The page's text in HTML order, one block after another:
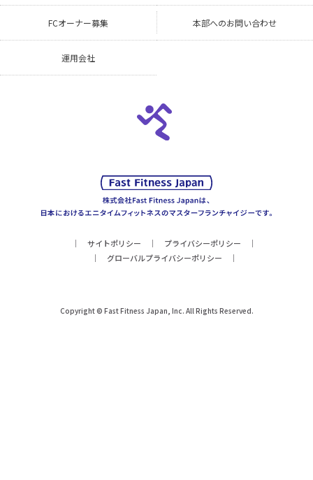
FCオーナー募集 本部へのお問い合わせ
運用会社
サイトポリシー
プライバシーポリシー
グローバルプライバシーポリシー
Copyright © Fast Fitness Japan, Inc. All Rights Reserved.